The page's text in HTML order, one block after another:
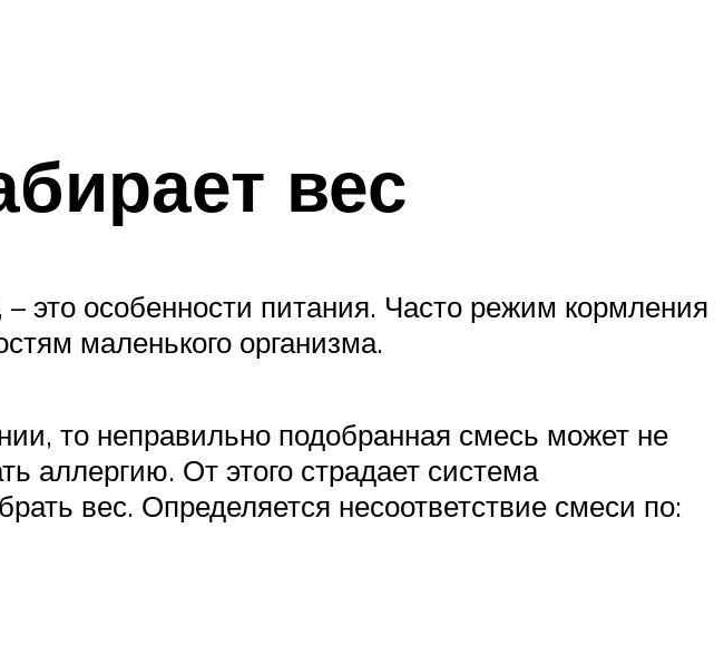
вес
это особенности питания. Часто режим кормления
маленького организма.
то неправильно подобранная смесь может не
аллергию. От этого страдает система
вес. Определяется несоответствие смеси по: